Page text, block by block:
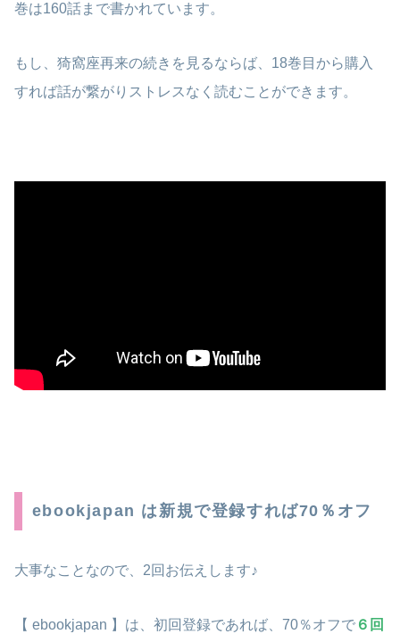
巻は160話まで書かれています。
もし、猗窩座再来の続きを見るならば、18巻目から購入
すれば話が繋がりストレスなく読むことができます。
ebookjapan は新規で登録すれば70％オフ
大事なことなので、2回お伝えします♪
【 ebookjapan 】は、初回登録であれば、70％オフで ６ 回